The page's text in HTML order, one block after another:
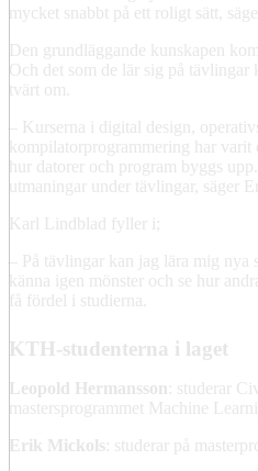
mycket snabbt på ett roligt sätt,
Den grundläggande kunskapen
Och det som de lär sig på tävlingar
tvärt om.
– Kurserna i digital design,
kompilatorprogrammering har varit
hur datorer och program byggs
utmaningar under tävlingar, säger
Karl Lindblad fyller i;
– På tävlingar kan jag lära mig nya
känna igen mönster och se hur
få fördel i studierna.
KTH-studenterna i laget
Leopold Hermansson
: studerar
mastersprogrammet Machine
Erik Mickols : studerar på